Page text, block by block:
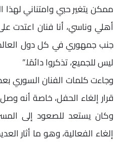
ممكن يتغير حبي وامتناني
أهلي وناسي، أنا فنان اعتدت
جنب جمهوري في كل دول
ليس للجميع، تذكروا دائمًا.”
وجاءت كلمات الفنان السوري
قرار إلغاء الحفل، خاصة أنه
وكان يستعد للصعود إلى
إلغاء الفعالية، وهو ما أثار